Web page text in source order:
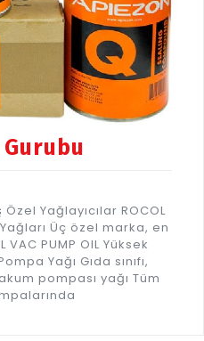
Yağlayıcılar ROCOL
Yağları Üç özel marka, en
PUMP OIL Yüksek
Yağı Gıda sınıfı,
pompası yağı Tüm